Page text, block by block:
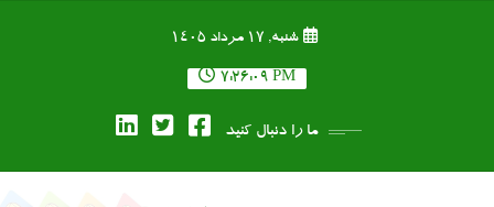
شنبه, ۱۷ مرداد ۱۴۰۵
7:26:09 PM
ما را دنبال کنید